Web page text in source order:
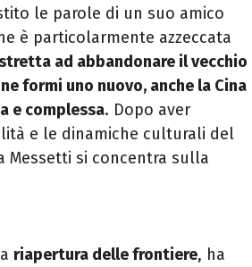
le parole di un suo amico
è particolarmente azzeccata
ad abbandonare il vecchio
formi uno nuovo, anche la Cina
e complessa. Dopo aver
e le dinamiche culturali del
Messetti si concentra sulla
riapertura delle frontiere, ha